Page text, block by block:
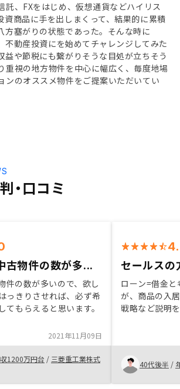
託、FXをはじめ、仮想通貨などハイリス
資商品に手を出しまくって、結果的に累積
方塞がりの状態であった。そんな時に
不動産投資にを始めてチャレンジしてみた
益や節税にも繋がりそうな目処が立ちそう
重視の地方物件を中心に幅広く、毎度地場
ンのオススメ物件をご提案いただいてい
・口コミ
古物件の数が多...
件の数が多いので、欲し
っきりさせれば、必ず希
てもらえると思います。
2021年11月09日
1200万円台 / 三菱重工業株式
セールスの
ローン=借金
が、商品の入
戦略など説明
購入後も不安
い合わせた際
を決めた大き
40代後半 /